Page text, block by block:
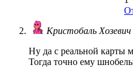
Кристобаль
Ну да с реальной карты
Тогда точно ему